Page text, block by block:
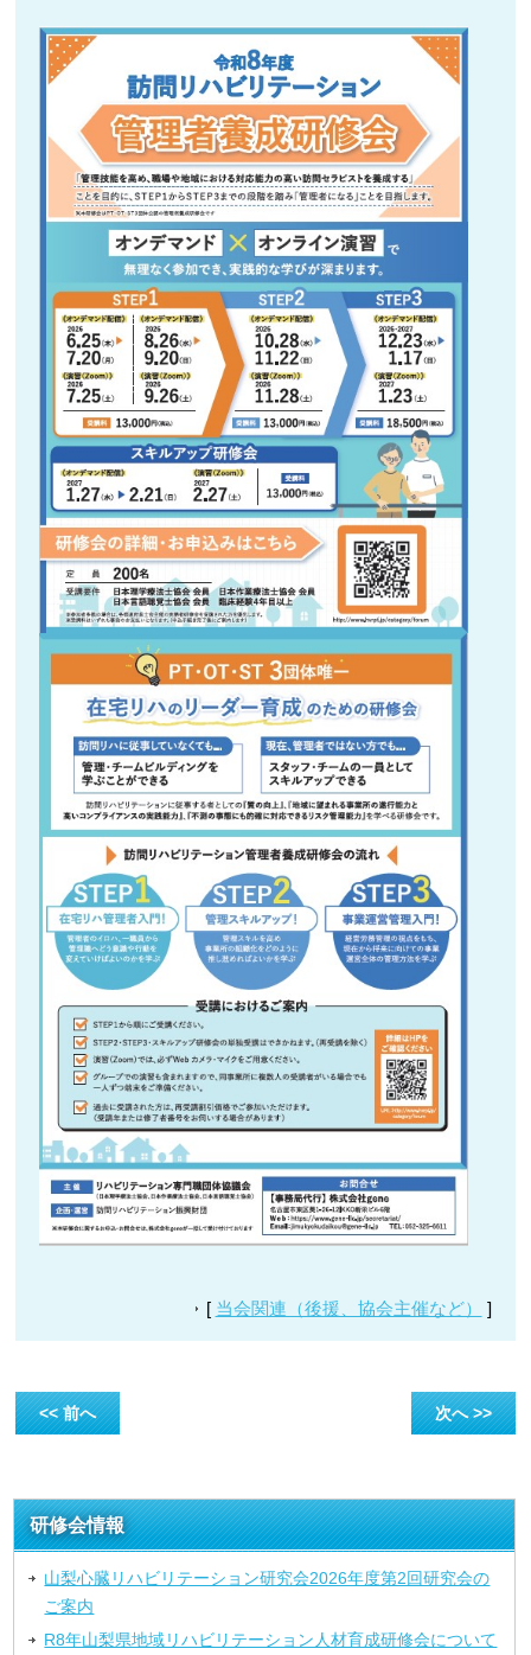
[ 当会関連（後援、協会主催など） ]
<< 前へ 次へ >>
研修会情報
山梨心臓リハビリテーション研究会2026年度第2回研究会の
ご案内
R8年山梨県地域リハビリテーション人材育成研修会について